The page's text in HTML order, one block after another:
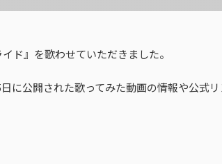
ド』を歌わせていただきました。
に公開された歌ってみた動画の情報や公式